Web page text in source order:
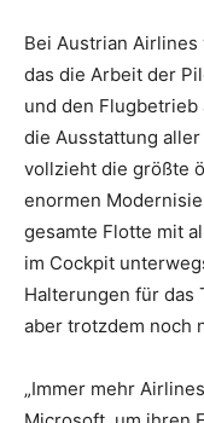
Bei Austrian
das die Arbeit der
und den
die Ausstattung
vollzieht die größte
enormen
gesamte Flotte mit
im Cockpit
Halterungen für das
aber trotzdem noch
„Immer mehr